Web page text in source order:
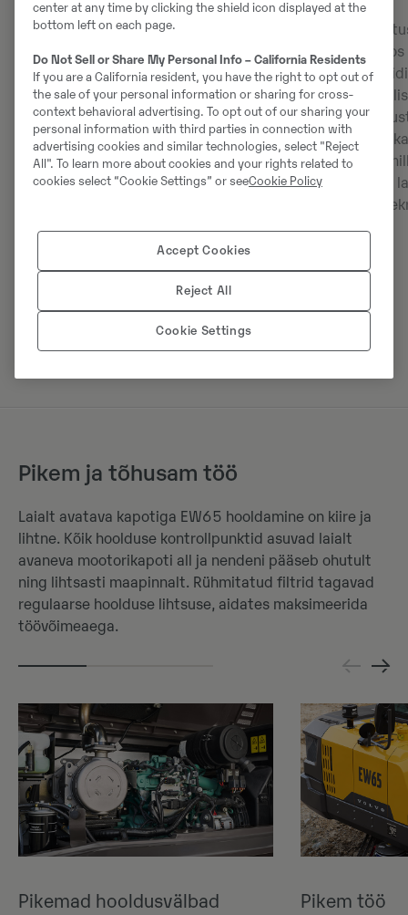
EW65-s on mugavus viidud uuele
tasemele tänu arvukatele
uuendustele, mis jätkavad Volvo
uhket juhtidele valdkonna parimate
kabiinikeskkondade pakkumise
traditsiooni. Uuel vedrustusega
istmel – koos valikulise 3-punkti
turvavöö ja õhkvedrustusega – on
käetoed, mida saab tõsta või
langetada juhi pikkuse ja eelistuste
kohaselt. Peale selle hõlbustab uus
kallutatav vasakpoolne konsool
masinasse sisenemist.
Uued hea
hoiukohad
kindalaekaga
veelgi
Juhid saavad
pistikupesa,
nutiseadmeid
kabiinisisese
Pikem ja tõhusam töö
Laialt avatava kapotiga EW65 hooldamine on kiire ja
lihtne. Kõik hoolduse kontrollpunktid asuvad laialt
avaneva mootorikapoti all ja nendeni pääseb ohutult
ning lihtsasti maapinnalt. Rühmitatud filtrid tagavad
regulaarse hoolduse lihtsuse, aidates maksimeerida
töövõimeaega.
Pikemad hooldusvälbad Pikem töö
center at any time by clicking the shield icon displayed at the
bottom left on each page.
Do Not Sell or Share My Personal Info – California Residents
If you are a California resident, you have the right to opt out of
the sale of your personal information or sharing for cross-
context behavioral advertising. To opt out of our sharing your
personal information with third parties in connection with
advertising cookies and similar technologies, select "Reject
All". To learn more about cookies and your rights related to
cookies select “Cookie Settings” or seeCookie Policy
Accept Cookies
Reject All
Cookie Settings